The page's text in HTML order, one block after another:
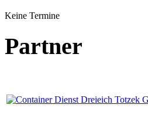
Keine Termine
Partner